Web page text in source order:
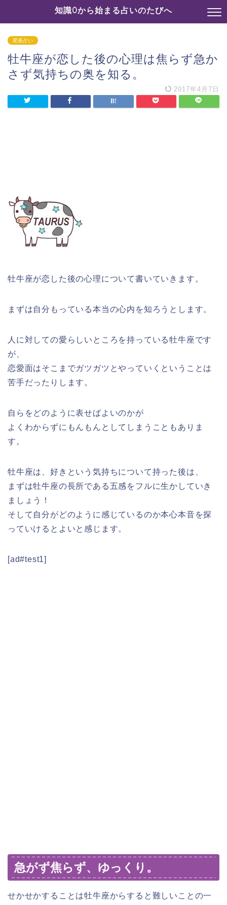
知識0から始まる占いのたびへ
星座占い
牡牛座が恋した後の心理は焦らず急か
さず気持ちの奥を知る。
2017年4月7日
牡牛座が恋した後の心理について書いていきます。
まずは自分もっている本当の心内を知ろうとします。
人に対しての愛らしいところを持っている牡牛座です
が、
恋愛面はそこまでガツガツとやっていくということは
苦手だったりします。
自らをどのように表せばよいのかが
よくわからずにもんもんとしてしまうこともありま
す。
牡牛座は、好きという気持ちについて持った後は、
まずは牡牛座の長所である五感をフルに生かしていき
ましょう！
そして自分がどのように感じているのか本心本音を探
っていけるとよいと感じます。
[ad#test1]
急がず焦らず、ゆっくり。
せかせかすることは牡牛座からすると難しいことの一